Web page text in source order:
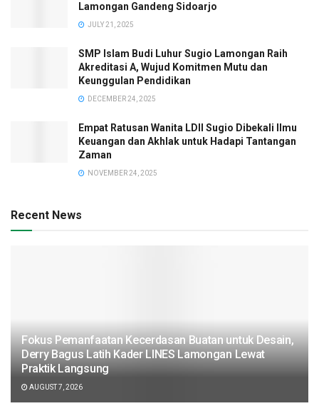
Lamongan Gandeng Sidoarjo
JULY 21, 2025
SMP Islam Budi Luhur Sugio Lamongan Raih
Akreditasi A, Wujud Komitmen Mutu dan
Keunggulan Pendidikan
DECEMBER 24, 2025
Empat Ratusan Wanita LDII Sugio Dibekali Ilmu
Keuangan dan Akhlak untuk Hadapi Tantangan
Zaman
NOVEMBER 24, 2025
Recent News
Fokus Pemanfaatan Kecerdasan Buatan untuk Desain,
Derry Bagus Latih Kader LINES Lamongan Lewat
Praktik Langsung
AUGUST 7, 2026